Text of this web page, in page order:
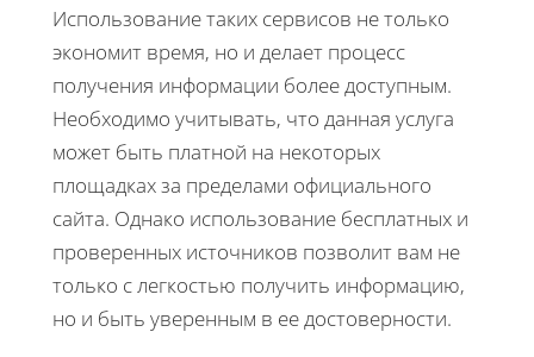
Использование таких сервисов не только
экономит время, но и делает процесс
получения информации более доступным.
Необходимо учитывать, что данная услуга
может быть платной на некоторых
площадках за пределами официального
сайта. Однако использование бесплатных и
проверенных источников позволит вам не
только с легкостью получить информацию,
но и быть уверенным в ее достоверности.